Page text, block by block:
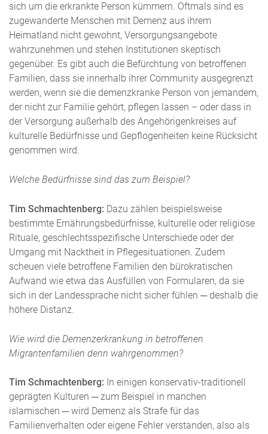
sich um die erkrankte Person kümmern. Oftmals sind es
zugewanderte Menschen mit Demenz aus ihrem
Heimatland nicht gewohnt, Versorgungsangebote
wahrzunehmen und stehen Institutionen skeptisch
gegenüber. Es gibt auch die Befürchtung von betroffenen
Familien, dass sie innerhalb ihrer Community ausgegrenzt
werden, wenn sie die demenzkranke Person von jemandem,
der nicht zur Familie gehört, pflegen lassen – oder dass in
der Versorgung außerhalb des Angehörigenkreises auf
kulturelle Bedürfnisse und Gepflogenheiten keine Rücksicht
genommen wird.
Welche Bedürfnisse sind das zum Beispiel?
Tim Schmachtenberg: Dazu zählen beispielsweise
bestimmte Ernährungsbedürfnisse, kulturelle oder religiöse
Rituale, geschlechtsspezifische Unterschiede oder der
Umgang mit Nacktheit in Pflegesituationen. Zudem
scheuen viele betroffene Familien den bürokratischen
Aufwand wie etwa das Ausfüllen von Formularen, da sie
sich in der Landessprache nicht sicher fühlen ─ deshalb die
höhere Distanz.
Wie wird die Demenzerkrankung in betroffenen
Migrantenfamilien denn wahrgenommen?
Tim Schmachtenberg: In einigen konservativ-traditionell
geprägten Kulturen ─ zum Beispiel in manchen
islamischen ─ wird Demenz als Strafe für das
Familienverhalten oder eigene Fehler verstanden, also als